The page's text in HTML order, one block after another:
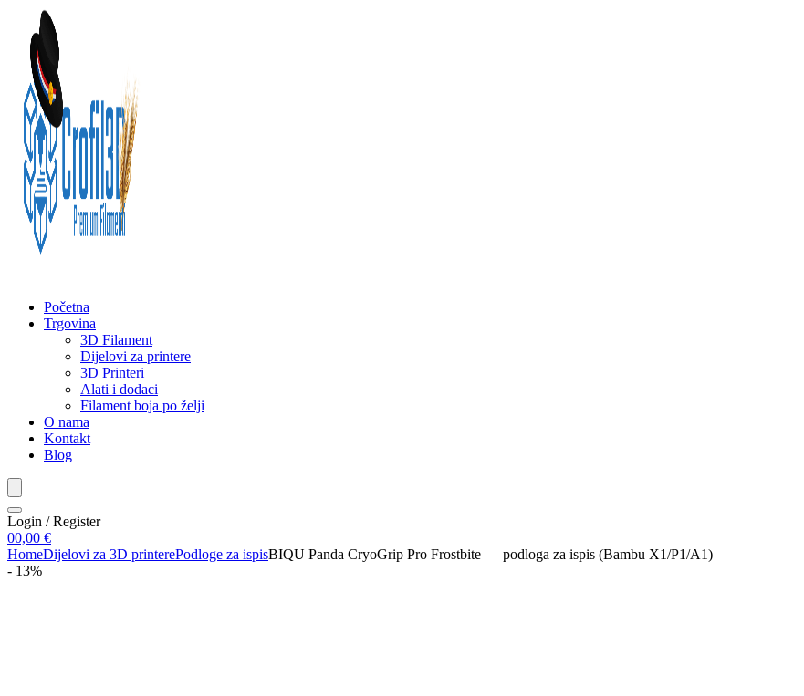
Početna
Trgovina
3D Filament
Dijelovi za printere
3D Printeri
Alati i dodaci
Filament boja po želji
O nama
Kontakt
Blog
Login / Register
00,00 €
HomeDijelovi za 3D printerePodloge za ispisBIQU Panda CryoGrip Pro Frostbite — podloga za ispis (Bambu X1/P1/A1)
- 13%